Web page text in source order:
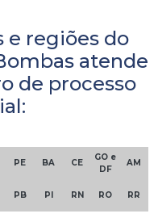
e regiões do
atende
de processo
PE BA CE
GO e
DF
AM
PB PI RN RO RR